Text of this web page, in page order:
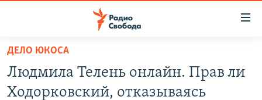
упрощенного
доступа
Вернуться
ПОДКАСТЫ
ДЕЛО ЮКОСА
Людмила Телень онлайн. Прав ли
Ходорковский, отказываясь